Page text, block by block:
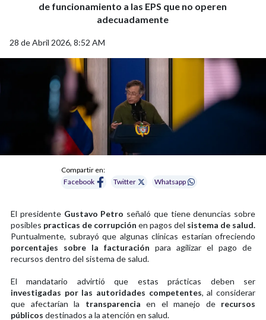
de funcionamiento a las EPS que no operen
adecuadamente
28 de Abril 2026, 8:52 AM
Compartir en:
Facebook
Twitter Whatsapp
El presidente Gustavo Petro señaló que tiene denuncias sobre
posibles practicas de corrupción en pagos del sistema de salud.
Puntualmente, subrayó que algunas clínicas estarían ofreciendo
porcentajes sobre la facturación para agilizar el pago de
recursos dentro del sistema de salud.
El mandatario advirtió que estas prácticas deben ser
investigadas por las autoridades competentes, al considerar
que afectarían la transparencia en el manejo de recursos
públicos destinados a la atención en salud.